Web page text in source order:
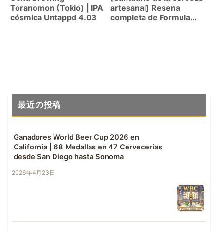
Toranomon (Tokio) | IPA
cósmica Untappd 4.03
artesanal] Resena
completa de Formula
最近の投稿
Ganadores World Beer Cup 2026 en
California | 68 Medallas en 47 Cervecerías
desde San Diego hasta Sonoma
2026年4月23日